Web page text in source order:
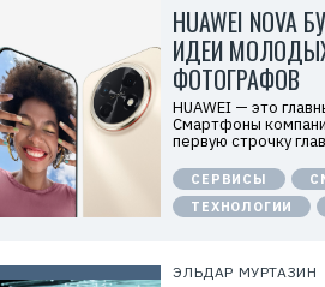
ЭЛЬДАР МУРТАЗИН
HUAWEI
ИДЕИ
ФОТОГРАФОВ
HUAWEI — это
Смартфоны
первую строчку
СЕРВИСЫ
ТЕХНОЛОГИИ